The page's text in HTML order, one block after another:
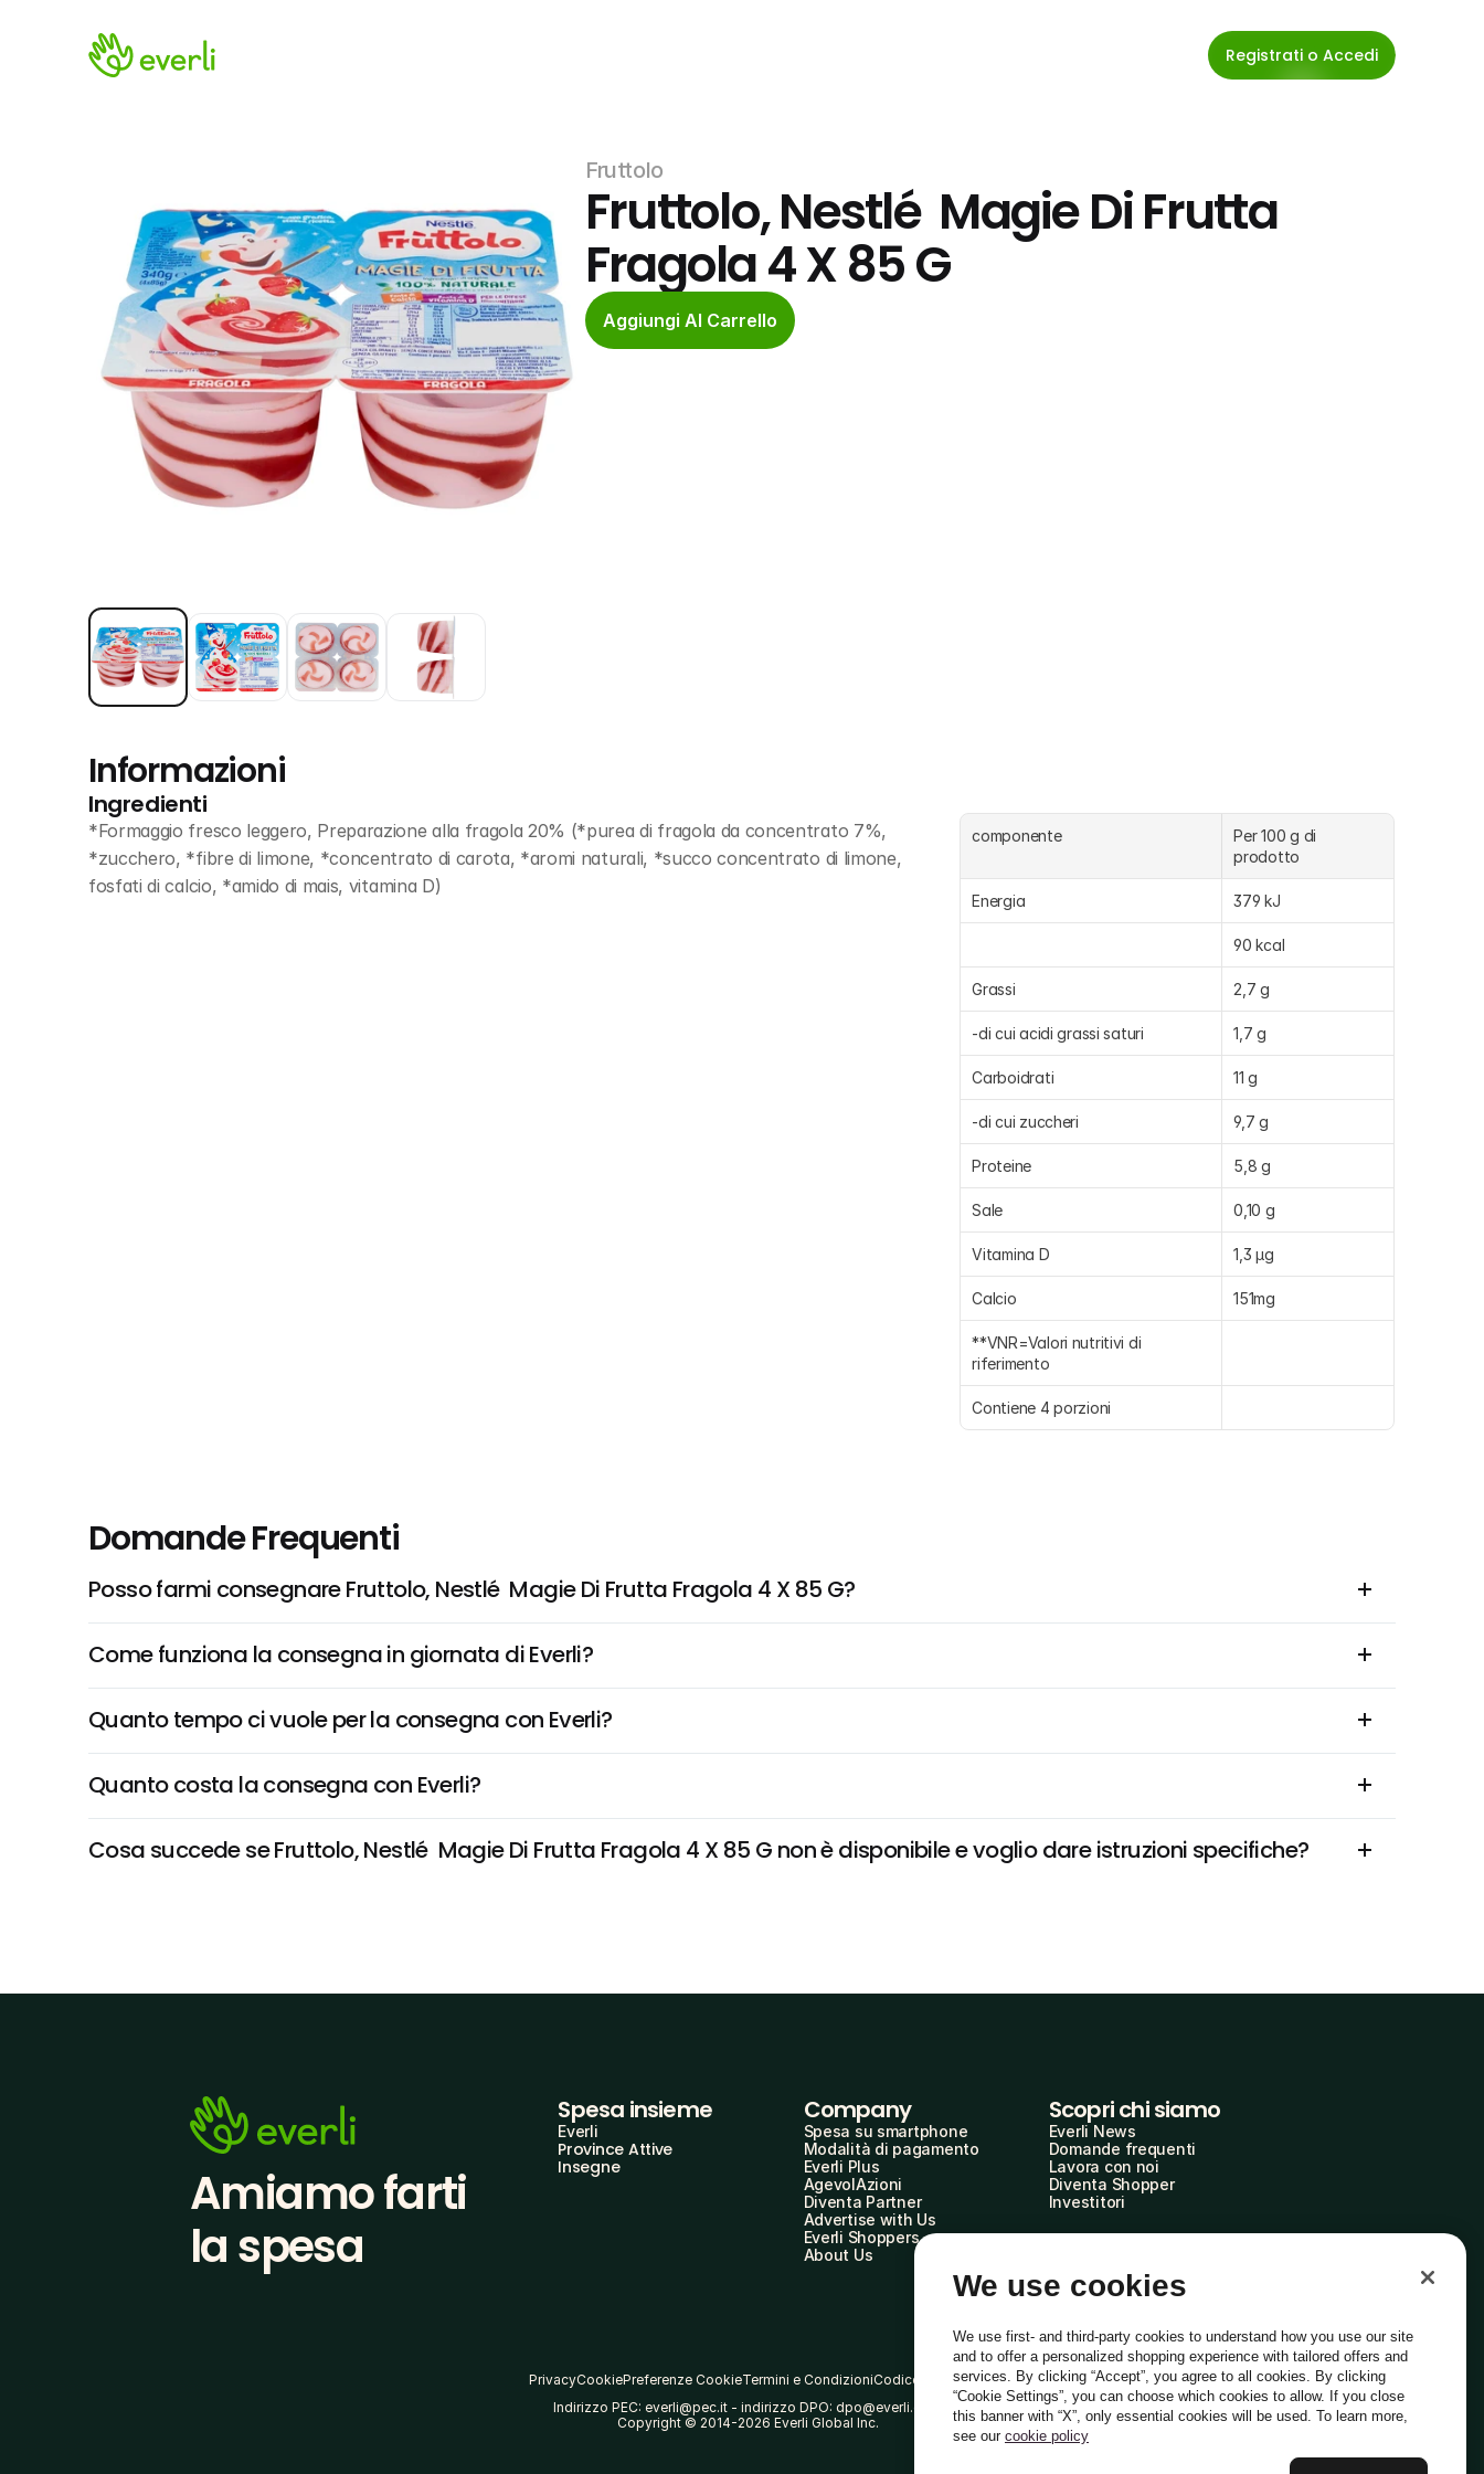
Registrati o Accedi
Fruttolo
Fruttolo, Nestlé  Magie Di Frutta
Fragola 4 X 85 G
Aggiungi Al Carrello
Informazioni
Ingredienti
*Formaggio fresco leggero, Preparazione alla fragola 20% (*purea di fragola da concentrato 7%,
*zucchero, *fibre di limone, *concentrato di carota, *aromi naturali, *succo concentrato di limone,
fosfati di calcio, *amido di mais, vitamina D)
componente
Per 100 g di
prodotto
Energia 379 kJ
90 kcal
Grassi 2,7 g
-di cui acidi grassi saturi 1,7 g
Carboidrati 11 g
-di cui zuccheri 9,7 g
Proteine 5,8 g
Sale 0,10 g
Vitamina D 1,3 µg
Calcio 151mg
**VNR=Valori nutritivi di
riferimento
Contiene 4 porzioni
Domande Frequenti
Posso farmi consegnare Fruttolo, Nestlé  Magie Di Frutta Fragola 4 X 85 G?
Come funziona la consegna in giornata di Everli?
Quanto tempo ci vuole per la consegna con Everli?
Quanto costa la consegna con Everli?
Cosa succede se Fruttolo, Nestlé  Magie Di Frutta Fragola 4 X 85 G non è disponibile e voglio dare istruzioni specifiche?
Amiamo farti
la spesa
Spesa insieme
Everli
Province Attive
Insegne
Company
Spesa su smartphone
Modalità di pagamento
Everli Plus
AgevolAzioni
Diventa Partner
Advertise with Us
Everli Shoppers
About Us
Scopri chi siamo
Everli News
Domande frequenti
Lavora con noi
Diventa Shopper
Investitori
PrivacyCookiePreferenze CookieTermini e CondizioniCodice Etico
Indirizzo PEC: everli@pec.it - indirizzo DPO: dpo@everli.com
Copyright © 2014-2026 Everli Global Inc.
Italiano
We use cookies
We use first- and third-party cookies to understand how you use our site
and to offer a personalized shopping experience with tailored offers and
services. By clicking “Accept”, you agree to all cookies. By clicking
“Cookie Settings”, you can choose which cookies to allow. If you close
this banner with “X”, only essential cookies will be used. To learn more,
see our cookie policy